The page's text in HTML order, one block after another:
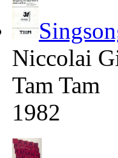
Niccolai
Tam Tam
1982